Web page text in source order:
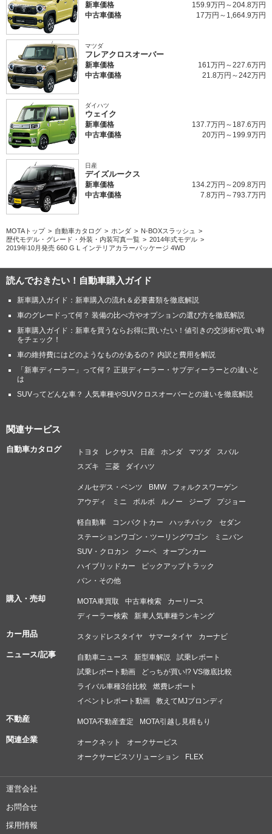
新車価格
159.9万円～204.8万円
中古車価格
17万円～1,664.9万円
マツダ
フレアクロスオーバー
新車価格
161万円～227.6万円
中古車価格
21.8万円～242万円
ダイハツ
ウェイク
新車価格
137.7万円～187.6万円
中古車価格
20万円～199.9万円
日産
デイズルークス
新車価格
134.2万円～209.8万円
中古車価格
7.8万円～793.7万円
MOTAトップ 自動車カタログ ホンダ
N-BOXスラッシュ
歴代モデル・グレード・外装・内装写真一覧
2014年式モデル
2019年10月発売 660 G L インテリアカラーパッケージ 4WD
読んでおきたい！自動車購入ガイド
新車購入ガイド：新車購入の流れ＆必要書類を徹底解説
車のグレードって何？ 装備の比べ方やオプションの選び方を徹底解説
新車購入ガイド：新車を買うならお得に買いたい！値引きの交渉術や買い時
をチェック！
車の維持費にはどのようなものがあるの？ 内訳と費用を解説
「新車ディーラー」って何？ 正規ディーラー・サブディーラーとの違いと
は
SUVってどんな車？ 人気車種やSUVクロスオーバーとの違いを徹底解説
関連サービス
自動車カタログ トヨタ レクサス 日産 ホンダ マツダ
スバル
スズキ
三菱 ダイハツ
メルセデス・ベンツ BMW
フォルクスワーゲン
アウディ
ミニ ボルボ ルノー ジープ プジョー
軽自動車 コンパクトカー ハッチバック
セダン
ステーションワゴン・ツーリングワゴン
ミニバン
SUV・クロカン
クーペ
オープンカー
ハイブリッドカー
ピックアップトラック
バン・その他
購入・売却 MOTA車買取 中古車検索
カーリース
ディーラー検索
新車人気車種ランキング
カー用品 スタッドレスタイヤ サマータイヤ カーナビ
ニュース/記事 自動車ニュース 新型車解説
試乗レポート
試乗レポート動画
どっちが買い!? VS徹底比較
ライバル車種3台比較
燃費レポート
イベントレポート動画
教えてMJブロンディ
不動産 MOTA不動産査定 MOTA引越し見積もり
関連企業 オークネット
オークサービス
オークサービスソリューション
FLEX
運営会社
お問合せ
採用情報